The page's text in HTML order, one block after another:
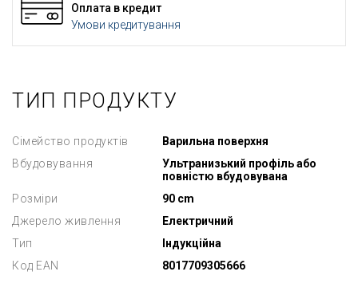
Оплата в кредит
Умови кредитування
ТИП ПРОДУКТУ
Сімейство продуктів
Варильна поверхня
Вбудовування
Ультранизький профіль або
повністю вбудовувана
Розміри
90 cm
Джерело живлення
Електричний
Тип
Індукційна
Код EAN
8017709305666